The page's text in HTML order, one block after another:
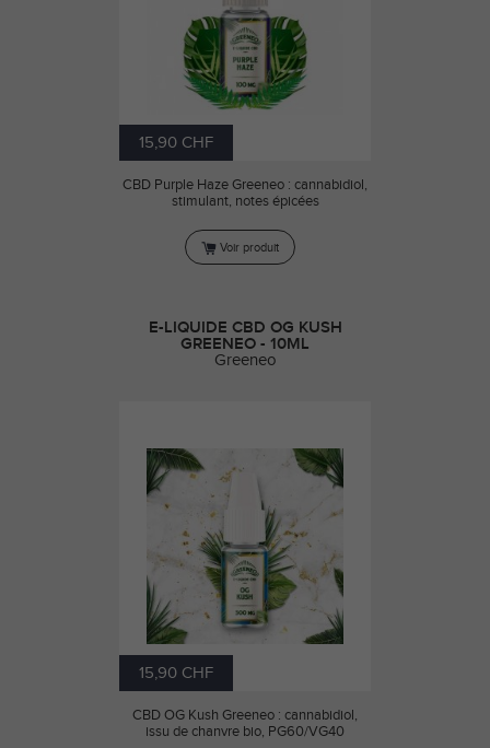
15,90 CHF
CBD Purple Haze Greeneo : cannabidiol,
stimulant, notes épicées
Voir produit
E-LIQUIDE CBD OG KUSH
GREENEO - 10ML
Greeneo
15,90 CHF
CBD OG Kush Greeneo : cannabidiol,
issu de chanvre bio, PG60/VG40